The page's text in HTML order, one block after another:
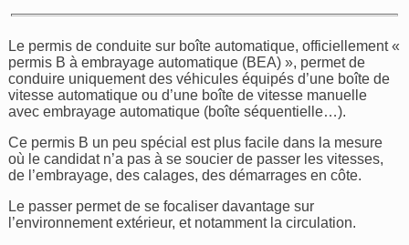
Le permis de conduite sur boîte automatique, officiellement «
permis B à embrayage automatique (BEA) », permet de
conduire uniquement des véhicules équipés d’une boîte de
vitesse automatique ou d’une boîte de vitesse manuelle
avec embrayage automatique (boîte séquentielle…).
Ce permis B un peu spécial est plus facile dans la mesure
où le candidat n’a pas à se soucier de passer les vitesses,
de l’embrayage, des calages, des démarrages en côte.
Le passer permet de se focaliser davantage sur
l’environnement extérieur, et notamment la circulation.